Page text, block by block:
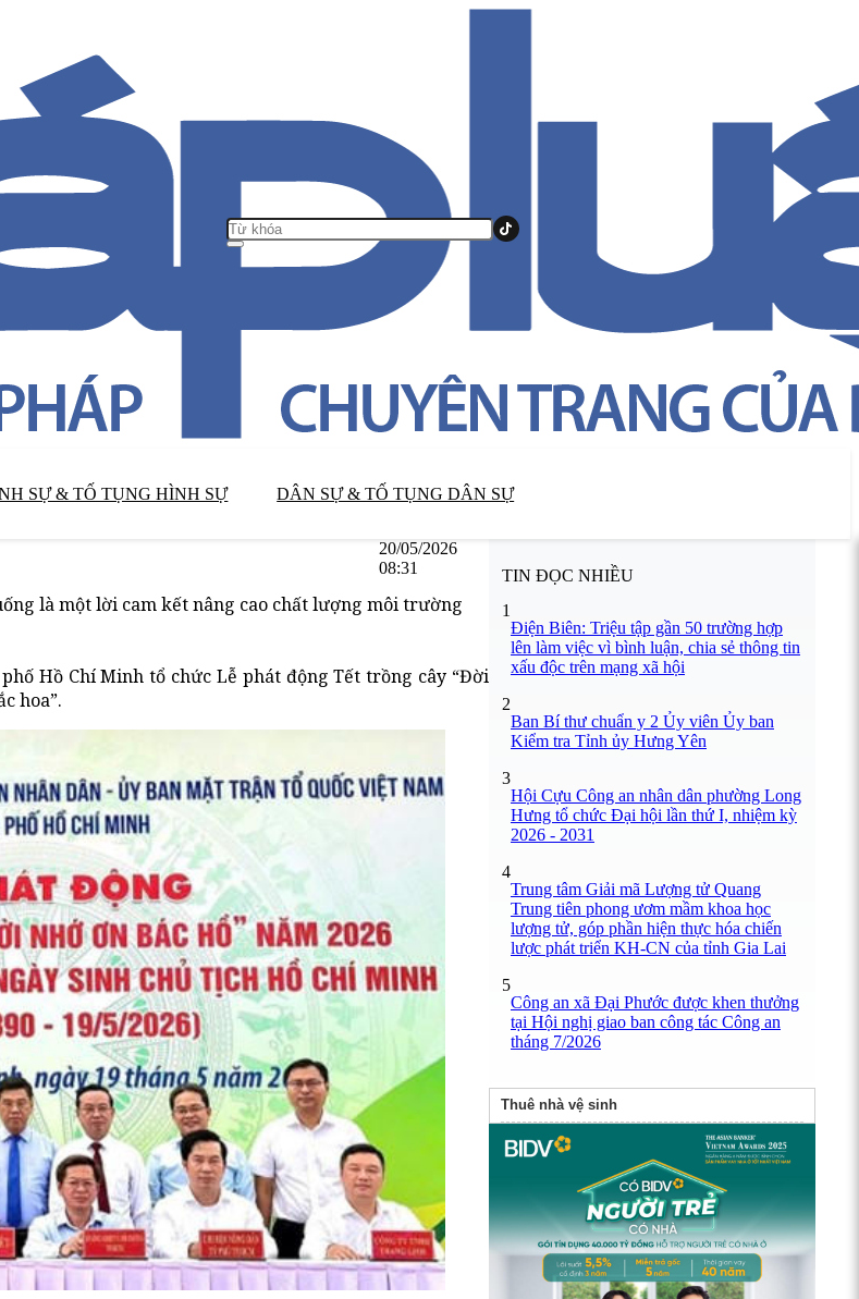
SỰ & TỐ TỤNG HÌNH SỰ DÂN SỰ & TỐ TỤNG DÂN SỰ
20/05/2026
08:31
là một lời cam kết nâng cao chất lượng môi trường
Hồ Chí Minh tổ chức Lễ phát động Tết trồng cây “Đời
hoa”.
TIN ĐỌC NHIỀU
1
Điện Biên: Triệu tập gần 50 trường hợp
lên làm việc vì bình luận, chia sẻ thông tin
xấu độc trên mạng xã hội
2
Ban Bí thư chuẩn y 2 Ủy viên Ủy ban
Kiểm tra Tỉnh ủy Hưng Yên
3
Hội Cựu Công an nhân dân phường Long
Hưng tổ chức Đại hội lần thứ I, nhiệm kỳ
2026 - 2031
4
Trung tâm Giải mã Lượng tử Quang
Trung tiên phong ươm mầm khoa học
lượng tử, góp phần hiện thực hóa chiến
lược phát triển KH-CN của tỉnh Gia Lai
5
Công an xã Đại Phước được khen thưởng
tại Hội nghị giao ban công tác Công an
tháng 7/2026
Thuê nhà vệ sinh